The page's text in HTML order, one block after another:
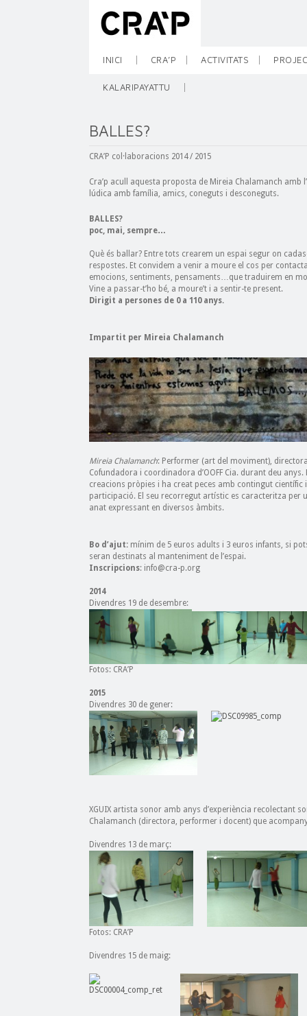
INICI CRA’P ACTIVITATS
KALARIPAYATTU
BALLES?
CRA’P col·laboracions 2014 / 2015
Cra’p acull aquesta proposta de Mireia Chalamanch
lúdica amb família, amics, coneguts i desconeguts.
BALLES?
poc, mai, sempre…
Què és ballar? Entre tots crearem un espai segur on
respostes. Et convidem a venir a moure el cos per
emocions, sentiments, pensaments…que traduirem en
Vine a passar-t’ho bé, a moure’t i a sentir-te present.
Dirigit a persones de 0 a 110 anys.
Impartit per Mireia Chalamanch
Mireia Chalamanch: Performer (art del moviment),
Cofundadora i coordinadora d’OOFF Cia. durant deu
creacions pròpies i ha creat peces amb contingut
participació. El seu recorregut artístic es caracteritza per
anat expressant en diversos àmbits.
Bo d’ajut: mínim de 5 euros adults i 3 euros infants, si
seran destinats al manteniment de l’espai.
Inscripcions: info@cra-p.org
2014
Divendres 19 de desembre:
Fotos: CRA’P
2015
Divendres 30 de gener:
XGUIX artista sonor amb anys d’experiència recolectant
Chalamanch (directora, performer i docent) que
Divendres 13 de març:
Fotos: CRA’P
Divendres 15 de maig: